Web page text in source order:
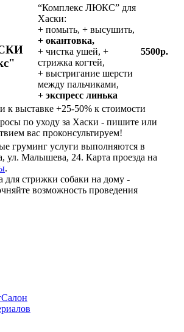
“Комплекс ЛЮКС” для
Хаски:
+ помыть, + высушить,
+ окантовка,
+ чистка ушей, +
стрижка когтей,
+ выстригание шерсти
между пальчиками,
+ экспресс линька
5500р.
выставке +25-50% к стоимости
по уходу за Хаски - пишите или
вас проконсультируем!
груминг услуги выполняются в
ул. Малышева, 24. Карта проезда на
.
для стрижки собаки на дому -
возможность проведения